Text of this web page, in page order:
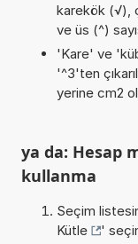
karekök (√),
ve üs (^)
'Kare' ve
'^3'ten
yerine cm2
ya da: Hesap
kullanma
Seçim
Kütle
'